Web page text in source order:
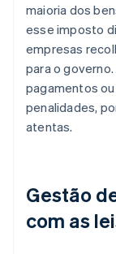
maioria dos
esse imposto
empresas
para o
pagamentos
penalidades,
atentas.
Gestão
com as